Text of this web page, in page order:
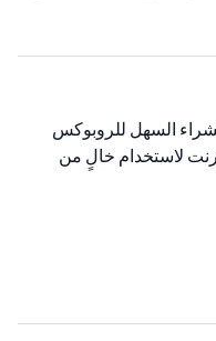
لاستخدام خالٍ من
الجديدة
مع الأصدقاء
بطاقة ألعاب روبلوكس مسبقة